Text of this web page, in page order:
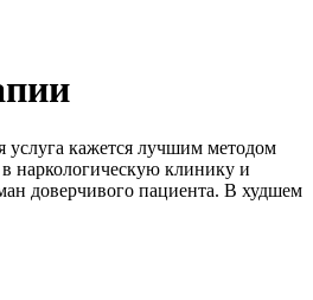
услуга кажется лучшим методом
наркологическую клинику и
доверчивого пациента. В худшем